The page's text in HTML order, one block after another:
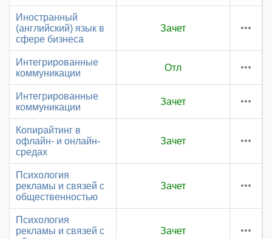
Иностранный
(английский) язык в
сфере бизнеса
Зачет
Интегрированные
коммуникации
Отл
Интегрированные
коммуникации
Зачет
Копирайтинг в
офлайн- и онлайн-
средах
Зачет
Психология
рекламы и связей с
общественностью
Зачет
Психология
рекламы и связей с
Зачет